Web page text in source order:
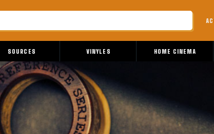
SOURCES VINYLES HOME CINEMA